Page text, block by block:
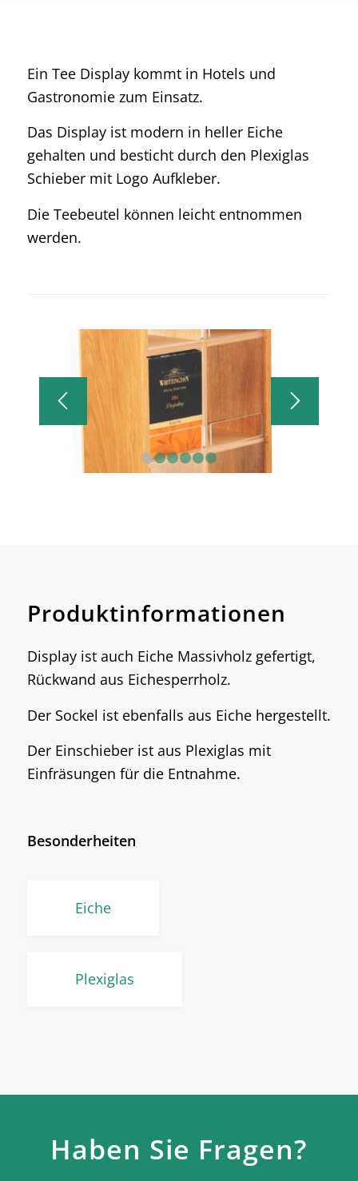
Ein Tee Display kommt in Hotels und
Gastronomie zum Einsatz.
Das Display ist modern in heller Eiche
gehalten und besticht durch den Plexiglas
Schieber mit Logo Aufkleber.
Die Teebeutel können leicht entnommen
werden.
1 2 3 4
Produktinformationen
Display ist auch Eiche Massivholz gefertigt,
Rückwand aus Eichesperrholz.
Der Sockel ist ebenfalls aus Eiche hergestellt.
Der Einschieber ist aus Plexiglas mit
Einfräsungen für die Entnahme.
Besonderheiten
Eiche
Plexiglas
Haben Sie Fragen?